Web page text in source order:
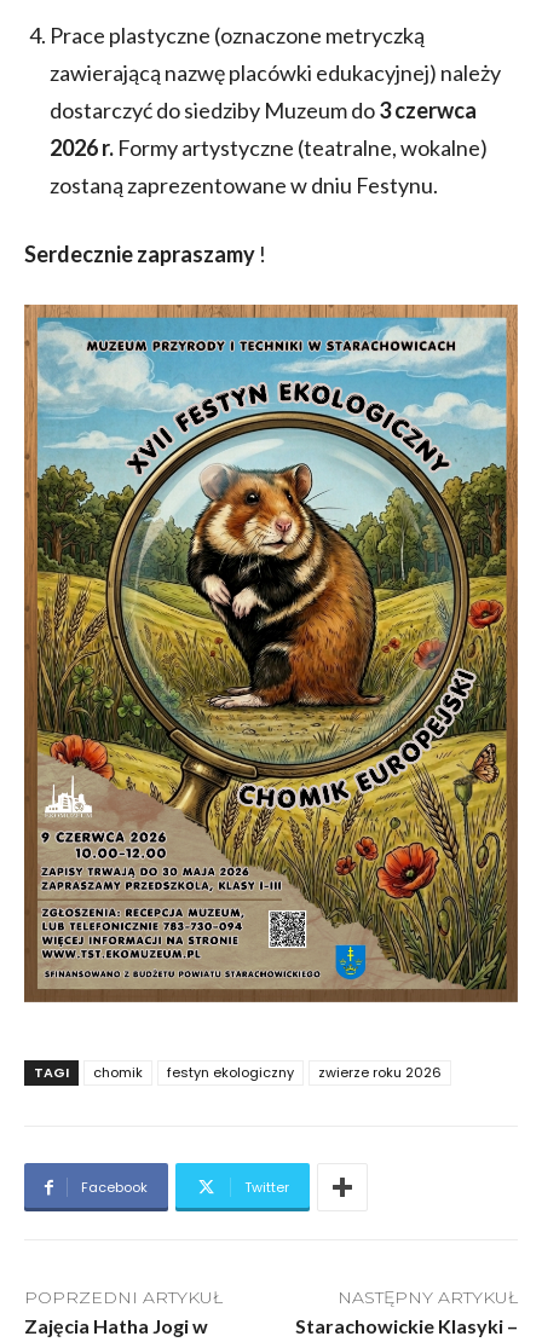
Prace plastyczne (oznaczone metryczką
zawierającą nazwę placówki edukacyjnej) należy
dostarczyć do siedziby Muzeum do3 czerwca
2026 r. Formy artystyczne (teatralne, wokalne)
zostaną zaprezentowane w dniu Festynu.
Serdecznie zapraszamy !
TAGI chomik festyn ekologiczny zwierze roku 2026
Facebook Twitter
POPRZEDNI ARTYKUŁ
Zajęcia Hatha Jogi w
NASTĘPNY ARTYKUŁ
Starachowickie Klasyki –